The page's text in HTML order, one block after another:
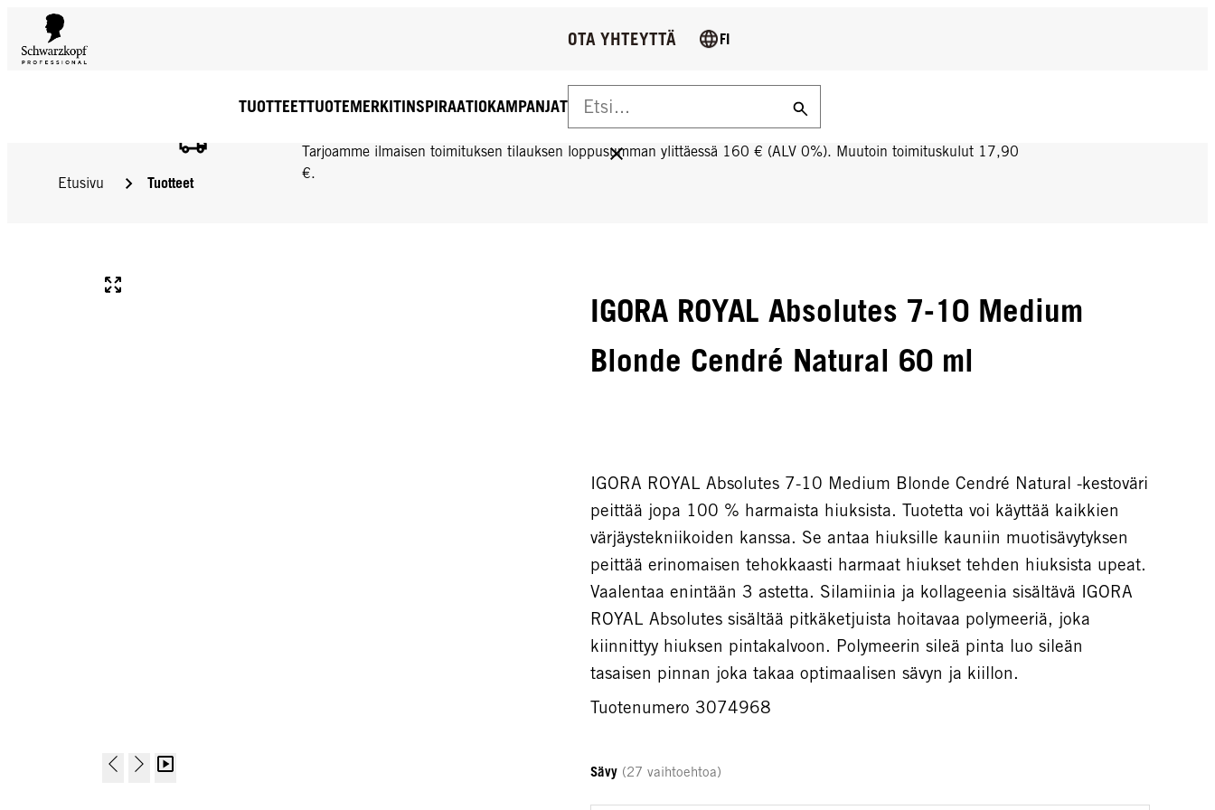
Tarjoamme ilmaisen toimituksen tilauksen loppusumman ylittäessä 160 € (ALV 0%). Muutoin toimituskulut 17,90
€.
TUOTTEETTUOTEMERKITINSPIRAATIOKAMPANJAT
OTA YHTEYTTÄ FI
Etusivu Tuotteet
IGORA ROYAL Absolutes 7-10 Medium
Blonde Cendré Natural 60 ml
IGORA ROYAL Absolutes 7-10 Medium Blonde Cendré Natural -kestoväri
peittää jopa 100 % harmaista hiuksista. Tuotetta voi käyttää kaikkien
värjäystekniikoiden kanssa. Se antaa hiuksille kauniin muotisävytyksen
peittää erinomaisen tehokkaasti harmaat hiukset tehden hiuksista upeat.
Vaalentaa enintään 3 astetta. Silamiinia ja kollageenia sisältävä IGORA
ROYAL Absolutes sisältää pitkäketjuista hoitavaa polymeeriä, joka
kiinnittyy hiuksen pintakalvoon. Polymeerin sileä pinta luo sileän
tasaisen pinnan joka takaa optimaalisen sävyn ja kiillon.
Tuotenumero 3074968
Sävy (27 vaihtoehtoa)